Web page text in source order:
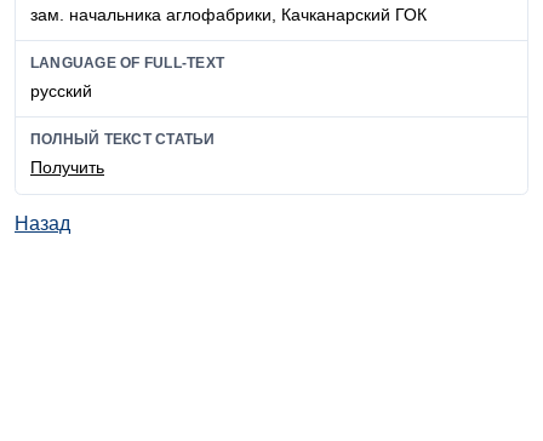
зам. начальника аглофабрики, Качканарский ГОК
LANGUAGE OF FULL-TEXT
русский
ПОЛНЫЙ ТЕКСТ СТАТЬИ
Получить
Назад